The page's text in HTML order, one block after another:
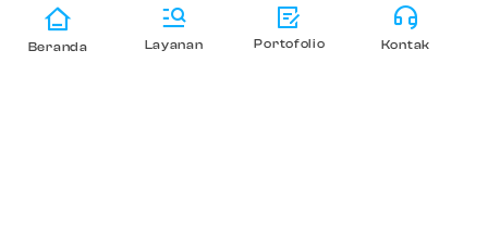
Beranda Layanan Portofolio Kontak